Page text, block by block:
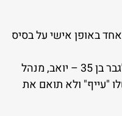
באופן אישי על בסיס
דוגמה לתהליך Looksmaxxing לגבר בן 35 – יואב, מנהל
"עייף" ולא תואם את